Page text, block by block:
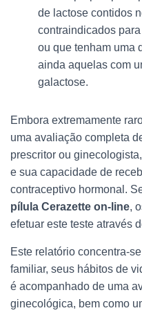
de lactose contidos
contraindicados
ou que tenham uma
ainda aquelas com
galactose.
Embora extremamente
uma avaliação completa
prescritor ou
e sua capacidade de
contraceptivo hormonal.
pílula Cerazette on-line,
efetuar este teste através
Este relatório concentra-
familiar, seus hábitos de
é acompanhado de uma
ginecológica, bem como